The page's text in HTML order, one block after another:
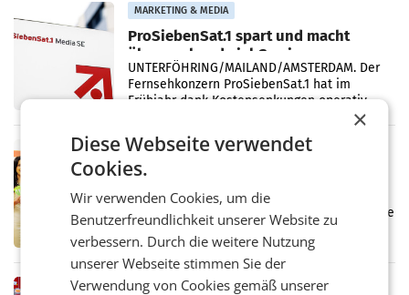
MARKETING & MEDIA
ProSiebenSat.1 spart und macht
überraschend viel Gewinn
UNTERFÖHRING/MAILAND/AMSTERDAM. Der
Fernsehkonzern ProSiebenSat.1 hat im
Frühjahr dank Kostensenkungen operativ
Markterwartung deutlich übertroffen.
RETAIL
Eine Bühne für Zirkularität: ARA und
Müller informieren am POS über
Kreislauffähigkeit
Über den gesamten August hinweg rücken die
Altstoff Recycling Austria AG (ARA) und der
Handelskonzern Müller die Initiative
„Kreislauf-Helden“ in allen österreichischen
Müller-Filialen
RETAIL
×
Diese Webseite verwendet
Cookies.
Wir verwenden Cookies, um die
Benutzerfreundlichkeit unserer Website zu
verbessern. Durch die weitere Nutzung
unserer Webseite stimmen Sie der
Verwendung von Cookies gemäß unserer